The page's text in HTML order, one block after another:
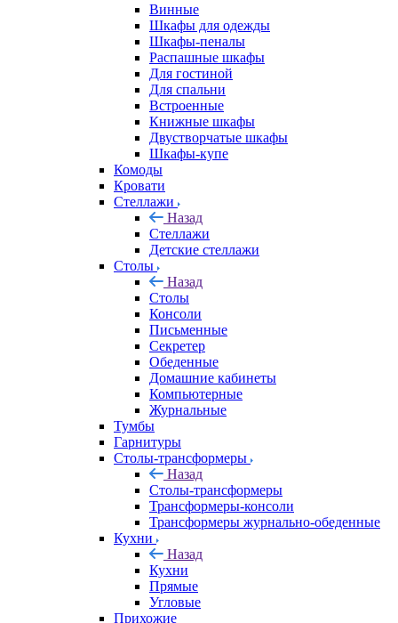
Винные
Шкафы для одежды
Шкафы-пеналы
Распашные шкафы
Для гостиной
Для спальни
Встроенные
Книжные шкафы
Двустворчатые шкафы
Шкафы-купе
Комоды
Кровати
Стеллажи
Назад
Стеллажи
Детские стеллажи
Столы
Назад
Столы
Консоли
Письменные
Секретер
Обеденные
Домашние кабинеты
Компьютерные
Журнальные
Тумбы
Гарнитуры
Столы-трансформеры
Назад
Столы-трансформеры
Трансформеры-консоли
Трансформеры журнально-обеденные
Кухни
Назад
Кухни
Прямые
Угловые
Прихожие